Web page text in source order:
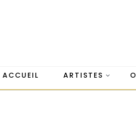
ACCUEIL ARTISTES